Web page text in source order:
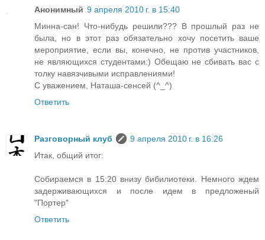
Анонимный 9 апреля 2010 г. в 15:40
Минна-сан! Что-нибудь решили??? В прошлый раз не
была, но в этот раз обязательно хочу посетить ваше
мероприятие, если вы, конечно, не против участников,
не являющихся студентами:) Обещаю не сбивать вас с
толку навязчивыми исправлениями!
С уважением, Наташа-сенсей (^_^)
Ответить
Разговорный клуб
9 апреля 2010 г. в 16:26
Итак, общий итог:
Собираемся в 15:20 внизу бибилиотеки. Немного ждем
задерживающихся и после идем в предложеный
"Портер"
Ответить